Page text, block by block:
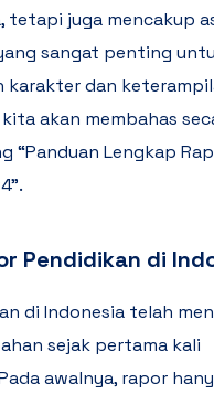
tetapi juga mencakup
sangat penting
karakter dan
akan membahas
“Panduan Lengkap
Pendidikan di
di Indonesia telah
sejak pertama kali
awalnya, rapor